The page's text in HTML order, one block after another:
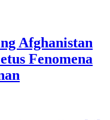
Afghanistan
Fenomena